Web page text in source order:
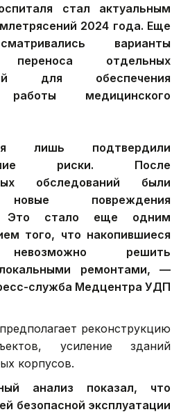
стал актуальным
2024 года. Еще
варианты
переноса отдельных
для обеспечения
работы медицинского
лишь подтвердили
риски. После
обследований были
повреждения
Это стало еще одним
того, что накопившиеся
решить
ремонтами, —
служба Медцентра УДП
реконструкцию
усиление зданий
корпусов.
анализ показал, что
безопасной эксплуатации